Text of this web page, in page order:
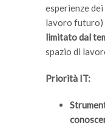
esperienze
lavoro futuro)
limitato dal
spazio di
Priorità IT: